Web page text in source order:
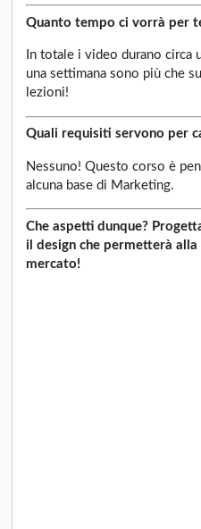
Quanto tempo ci vorrà per
In totale i video durano
una settimana sono più che
lezioni!
Quali requisiti servono per
Nessuno! Questo corso è
alcuna base di Marketing.
Che aspetti dunque?
il design che permetterà
mercato!